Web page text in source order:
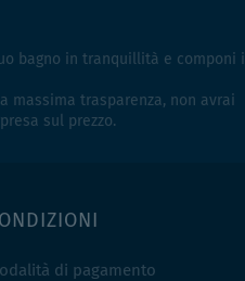
bagno in tranquillità e componi il
massima trasparenza, non avrai
sul prezzo.
di pagamento